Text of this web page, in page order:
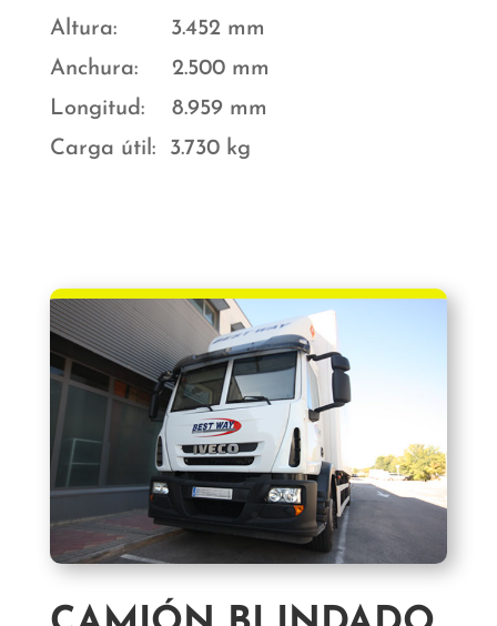
Altura: 3.452 mm
Anchura: 2.500 mm
Longitud: 8.959 mm
Carga útil: 3.730 kg